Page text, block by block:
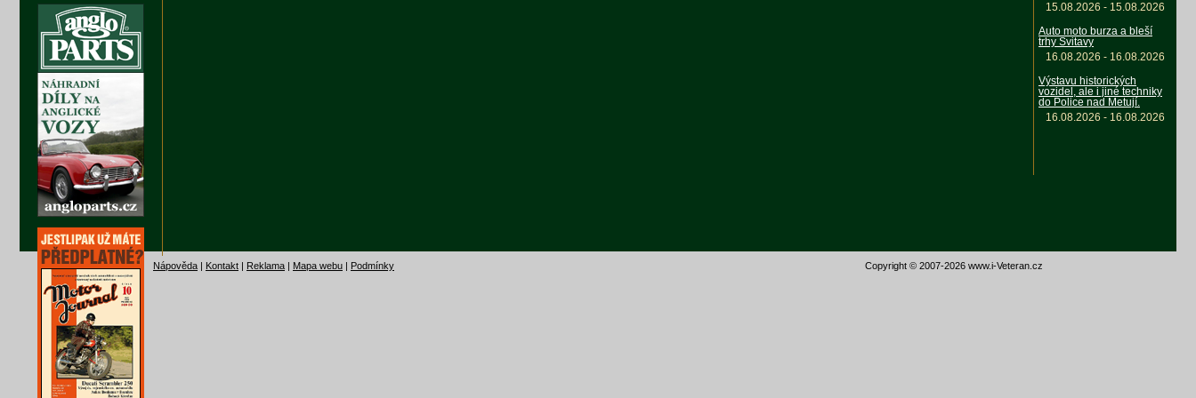
15.08.2026 - 15.08.2026
Auto moto burza a bleší
trhy Svitavy
16.08.2026 - 16.08.2026
Výstavu historických
vozidel, ale i jiné techniky
do Police nad Metují.
16.08.2026 - 16.08.2026
Nápověda | Kontakt | Reklama | Mapa webu | Podmínky Copyright © 2007-2026 www.i-Veteran.cz